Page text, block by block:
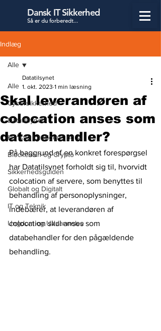
Dansk IT Sikkerhed
Så er du forberedt...
Indlæg
Alle
Cybersikkerhed
Datatilsynet
Kunstig Intelligens og AI
Blockchain og Crypto
Sikkerhedsguiden
Globalt og Digitalt
IT og Teknik
Ungdom og Uddannelse
Alle
Skal leverandøren af
colocation anses som
databehandler?
Datatilsynet
1. okt. 2023 1 min læsning
På baggrund af en konkret forespørgsel
har Datatilsynet forholdt sig til, hvorvidt
colocation af servere, som benyttes til
behandling af personoplysninger,
indebærer, at leverandøren af
colocation skal anses som
databehandler for den pågældende
behandling.